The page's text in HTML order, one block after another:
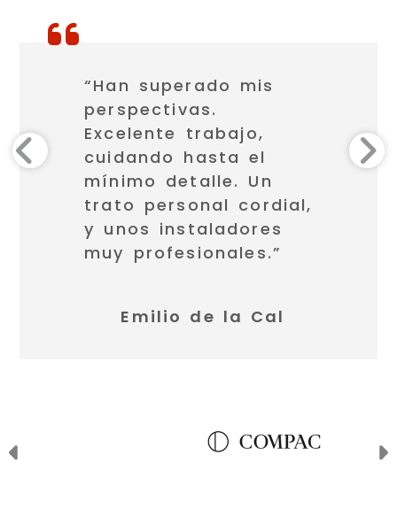
“Han superado mis
perspectivas.
Excelente trabajo,
cuidando hasta el
mínimo detalle. Un
trato personal cordial,
y unos instaladores
muy profesionales.”
Emilio de la Cal